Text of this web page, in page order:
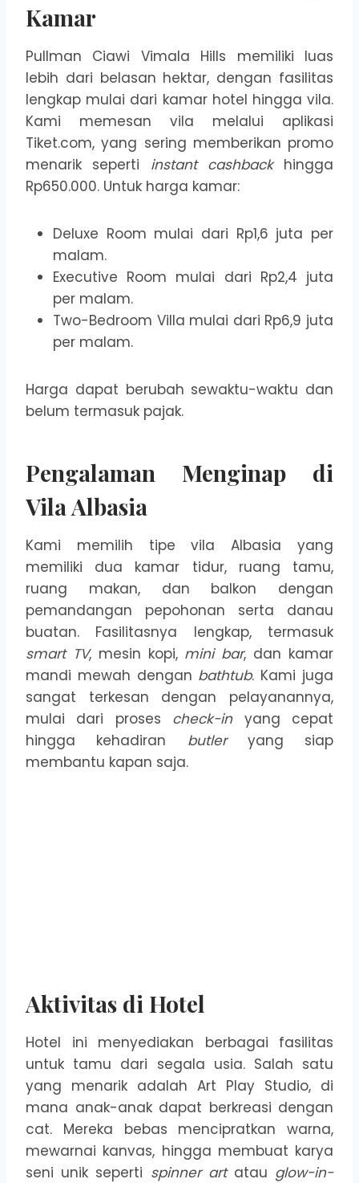
Kamar
Pullman Ciawi Vimala Hills memiliki luas
lebih dari belasan hektar, dengan fasilitas
lengkap mulai dari kamar hotel hingga vila.
Kami memesan vila melalui aplikasi
Tiket.com, yang sering memberikan promo
menarik seperti instant cashbackhingga
Rp650.000. Untuk harga kamar:
Deluxe Room mulai dari Rp1,6 juta per
malam.
Executive Room mulai dari Rp2,4 juta
per malam.
Two-Bedroom Villa mulai dari Rp6,9 juta
per malam.
Harga dapat berubah sewaktu-waktu dan
belum termasuk pajak.
Pengalaman Menginap di
Vila Albasia
Kami memilih tipe vila Albasia yang
memiliki dua kamar tidur, ruang tamu,
ruang makan, dan balkon dengan
pemandangan pepohonan serta danau
buatan. Fasilitasnya lengkap, termasuk
smart TV, mesin kopi, mini bar, dan kamar
mandi mewah dengan bathtub. Kami juga
sangat terkesan dengan pelayanannya,
mulai dari proses check-inyang cepat
hingga kehadiran butleryang siap
membantu kapan saja.
Aktivitas di Hotel
Hotel ini menyediakan berbagai fasilitas
untuk tamu dari segala usia. Salah satu
yang menarik adalah Art Play Studio, di
mana anak-anak dapat berkreasi dengan
cat. Mereka bebas mencipratkan warna,
mewarnai kanvas, hingga membuat karya
seni unik seperti spinner artatau glow-in-